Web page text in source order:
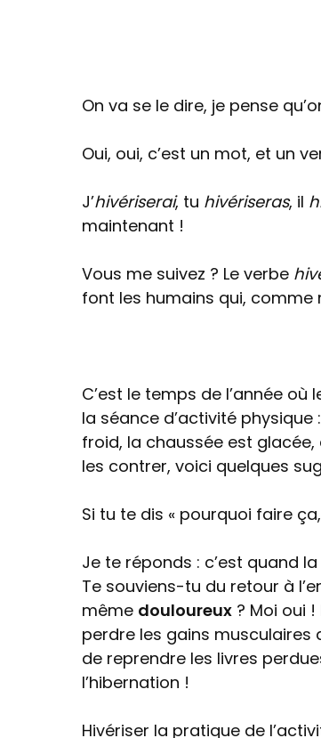
On va se le dire, je pense
Oui, oui, c’est un mot, et un
J’hivériserai, tu hivériseras, il
maintenant !
Vous me suivez ? Le verbe
font les humains qui, comme
C’est le temps de l’année
la séance d’activité
froid, la chaussée est
les contrer, voici quelques
Si tu te dis « pourquoi faire
Je te réponds : c’est quand
Te souviens-tu du retour à
même douloureux ? Moi oui
perdre les gains musculaires
de reprendre les livres
l’hibernation !
Hivériser la pratique de